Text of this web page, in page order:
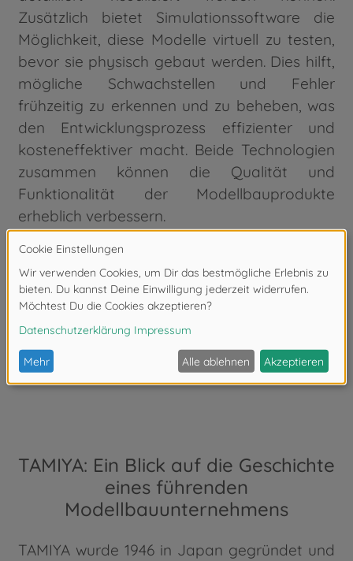
Zusätzlich bietet Simulationssoftware die
Möglichkeit, diese Modelle virtuell zu testen,
bevor sie physisch gebaut werden. Dies hilft,
mögliche Schwachstellen und Fehler
frühzeitig zu erkennen und zu beheben, was
den Entwicklungsprozess effizienter und
kosteneffektiver macht. Beide Technologien
zusammen können die Qualität und
Funktionalität der Modellbauprodukte
erheblich verbessern.
Diese modernen Technologien machen den
Modellbau vielseitiger und spannender als je
zuvor. Ob Du traditionelle Bausätze
bevorzugst oder die Möglichkeiten der
digitalen Welt nutzt – Deiner Kreativität sind
keine Grenzen gesetzt.
TAMIYA: Ein Blick auf die Geschichte
eines führenden
Modellbauunternehmens
TAMIYA wurde 1946 in Japan gegründet und